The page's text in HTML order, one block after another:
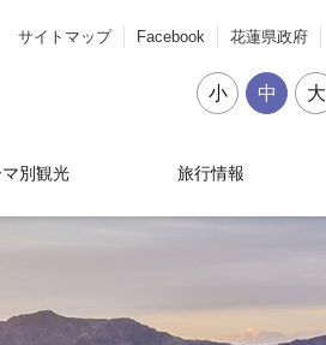
サイトマップ Facebook 花蓮県政府
小 中 大
別観光 旅行情報